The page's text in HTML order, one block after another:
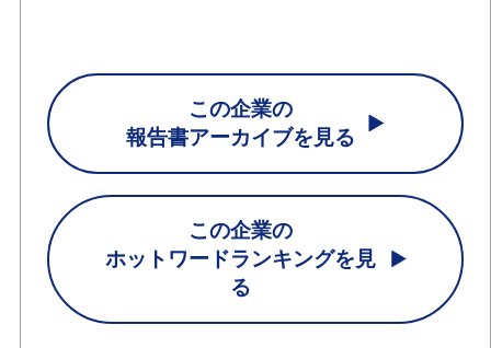
この企業の
報告書アーカイブを見る
この企業の
ホットワードランキングを見
る